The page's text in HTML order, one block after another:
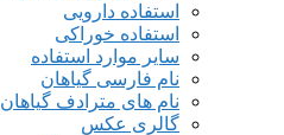
استفاده دارویی
استفاده خوراکی
سایر موارد استفاده
نام فارسی گیاهان
نام های مترادف گیاهان
گالری عکس